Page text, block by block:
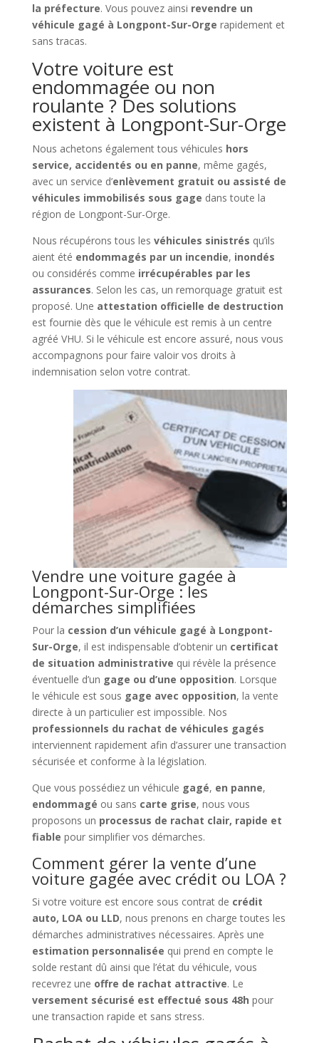
la préfecture. Vous pouvez ainsi revendre un
véhicule gagé à Longpont-Sur-Orge rapidement et
sans tracas.
Votre voiture est
endommagée ou non
roulante ? Des solutions
existent à Longpont-Sur-Orge
Nous achetons également tous véhicules hors
service, accidentés ou en panne, même gagés,
avec un service d’enlèvement gratuit ou assisté de
véhicules immobilisés sous gage dans toute la
région de Longpont-Sur-Orge.
Nous récupérons tous les véhicules sinistrés qu’ils
aient été endommagés par un incendie, inondés
ou considérés comme irrécupérables par les
assurances. Selon les cas, un remorquage gratuit est
proposé. Une attestation officielle de destruction
est fournie dès que le véhicule est remis à un centre
agréé VHU. Si le véhicule est encore assuré, nous vous
accompagnons pour faire valoir vos droits à
indemnisation selon votre contrat.
Vendre une voiture gagée à
Longpont-Sur-Orge : les
démarches simplifiées
Pour la cession d’un véhicule gagé à Longpont-
Sur-Orge, il est indispensable d’obtenir un certificat
de situation administrative qui révèle la présence
éventuelle d’un gage ou d’une opposition. Lorsque
le véhicule est sous gage avec opposition, la vente
directe à un particulier est impossible. Nos
professionnels du rachat de véhicules gagés
interviennent rapidement afin d’assurer une transaction
sécurisée et conforme à la législation.
Que vous possédiez un véhicule gagé, en panne,
endommagé ou sans carte grise, nous vous
proposons un processus de rachat clair, rapide et
fiable pour simplifier vos démarches.
Comment gérer la vente d’une
voiture gagée avec crédit ou LOA ?
Si votre voiture est encore sous contrat de crédit
auto, LOA ou LLD, nous prenons en charge toutes les
démarches administratives nécessaires. Après une
estimation personnalisée qui prend en compte le
solde restant dû ainsi que l’état du véhicule, vous
recevrez une offre de rachat attractive. Le
versement sécurisé est effectué sous 48h pour
une transaction rapide et sans stress.